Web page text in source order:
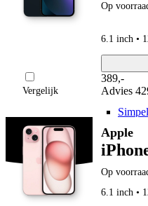
Lebara
Simpel
50+
50+
50+
Youfone
Op
6.1 inch •
Vergelijk
389,-
Advies
Apple
Op
6.1 inch •